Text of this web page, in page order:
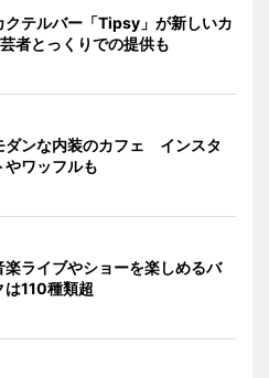
クテルバー「Tipsy」が新しいカ
者とっくりでの提供も
ダンな内装のカフェ インスタ
やワッフルも
楽ライブやショーを楽しめるバ
110種類超